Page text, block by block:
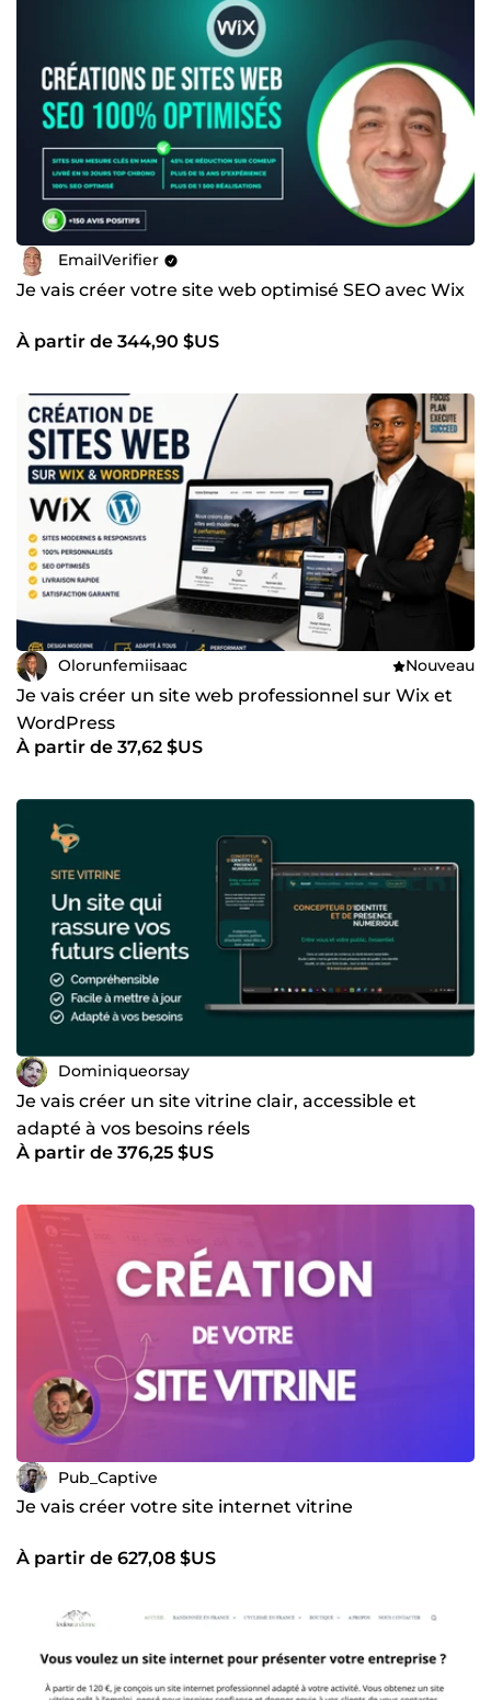
EmailVerifier
Je vais créer votre site web optimisé SEO avec Wix
À partir de 344,90 $US
Olorunfemiisaac Nouveau
Je vais créer un site web professionnel sur Wix et
WordPress
À partir de 37,62 $US
Dominiqueorsay
Je vais créer un site vitrine clair, accessible et
adapté à vos besoins réels
À partir de 376,25 $US
Pub_Captive
Je vais créer votre site internet vitrine
À partir de 627,08 $US